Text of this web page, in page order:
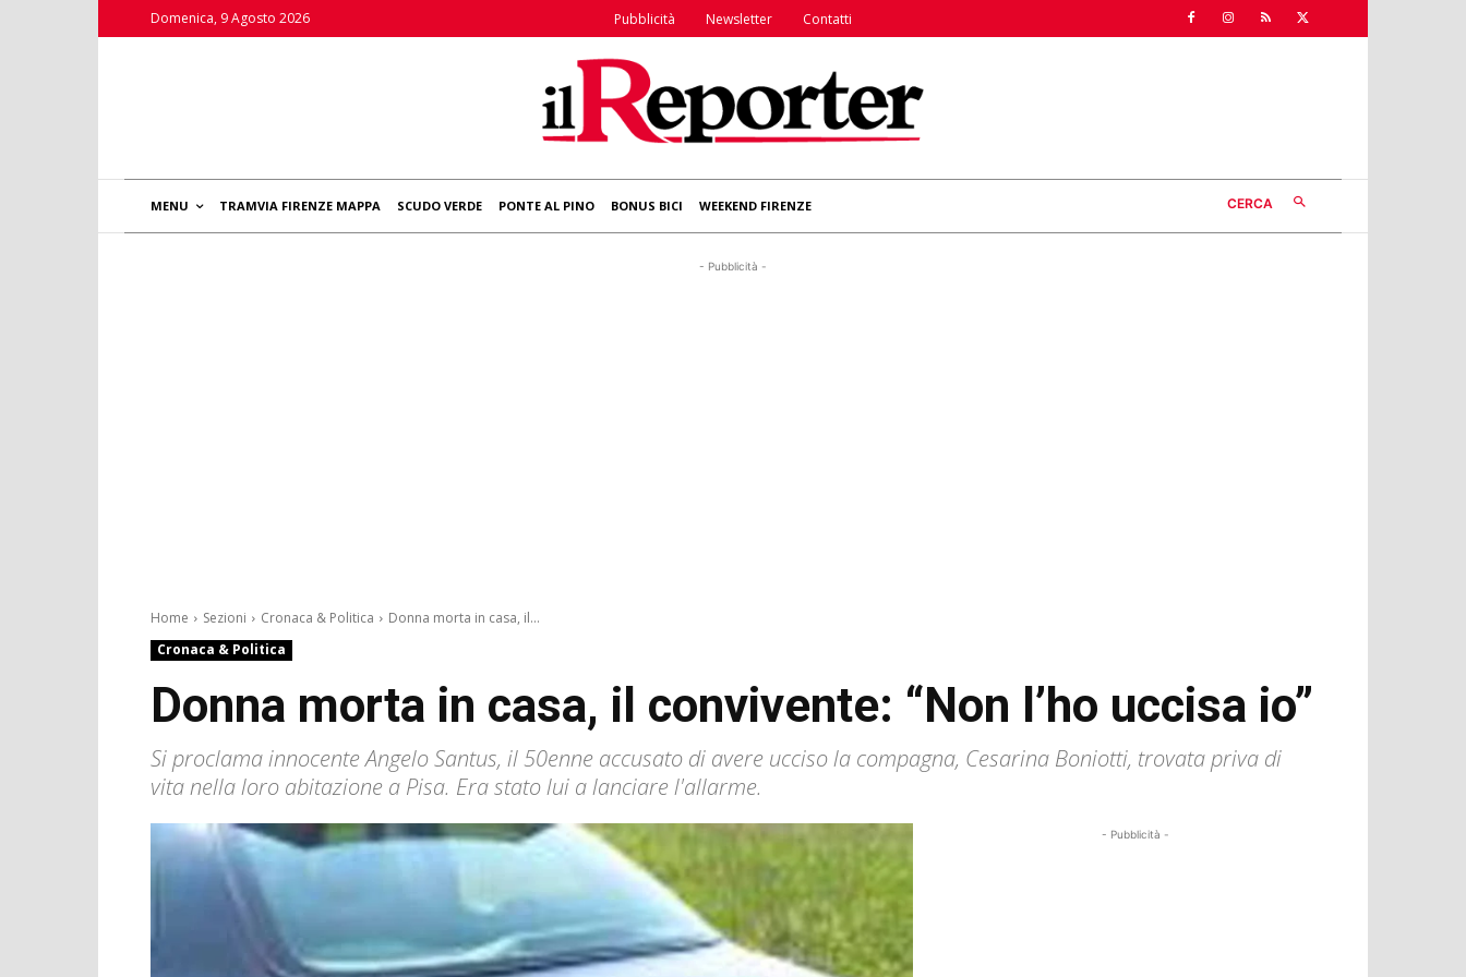
Domenica, 9 Agosto 2026 Pubblicità Newsletter Contatti
MENU TRAMVIA FIRENZE MAPPA SCUDO VERDE PONTE AL PINO BONUS BICI WEEKEND FIRENZE CERCA
- Pubblicità -
Home Sezioni Cronaca & Politica
Donna morta in casa, il...
Cronaca & Politica
Donna morta in casa, il convivente: “Non l’ho uccisa io”
Si proclama innocente Angelo Santus, il 50enne accusato di avere ucciso la compagna, Cesarina Boniotti, trovata priva di
vita nella loro abitazione a Pisa. Era stato lui a lanciare l'allarme.
- Pubblicità -